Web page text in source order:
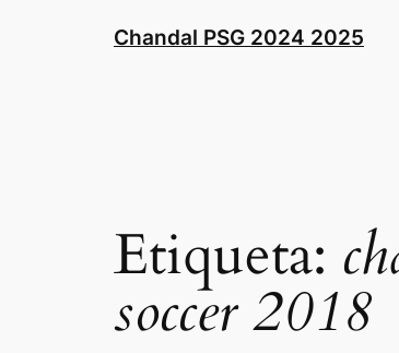
Chandal PSG 2024 2025
Etiqueta:
soccer 2018